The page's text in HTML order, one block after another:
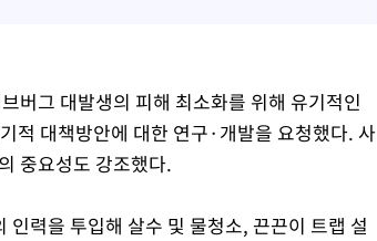
버그 대발생의 피해 최소화를 위해 유기적인
적 대책방안에 대한 연구·개발을 요청했다. 사
중요성도 강조했다.
력을 투입해 살수 및 물청소, 끈끈이 트랩 설